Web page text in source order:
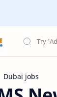
Dubai jobs